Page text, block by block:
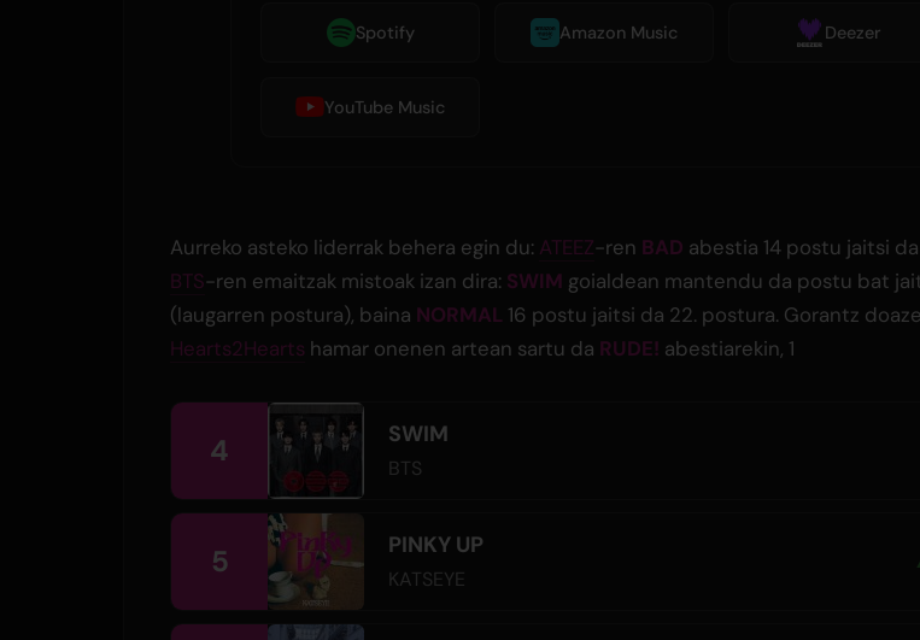
Spotify Amazon Music Deezer
YouTube Music
Aurreko asteko liderrak behera egin du: ATEEZ-ren BAD abestia 14 postu jaitsi
BTS-ren emaitzak mistoak izan dira: SWIM goialdean mantendu da postu bat
(laugarren postura), baina NORMAL 16 postu jaitsi da 22. postura. Gorantz
Hearts2Hearts hamar onenen artean sartu da RUDE! abestiarekin, 1
4 SWIM
BTS
5 PINKY UP
KATSEYE